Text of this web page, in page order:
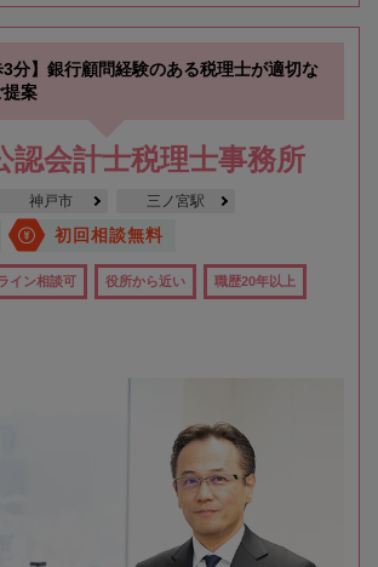
3分】銀行顧問経験のある税理士が適切な
提案
認会計士税理士事務所
神戸市 三ノ宮駅
初回相談無料
イン相談可 役所から近い 職歴20年以上